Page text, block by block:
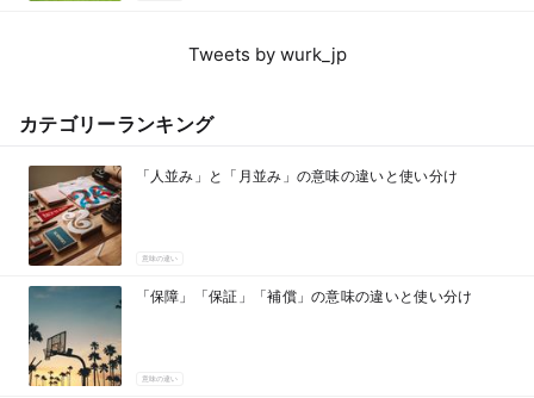
Tweets by wurk_jp
カテゴリーランキング
「人並み」と「月並み」の意味の違いと使い分け
意味の違い
「保障」「保証」「補償」の意味の違いと使い分け
意味の違い